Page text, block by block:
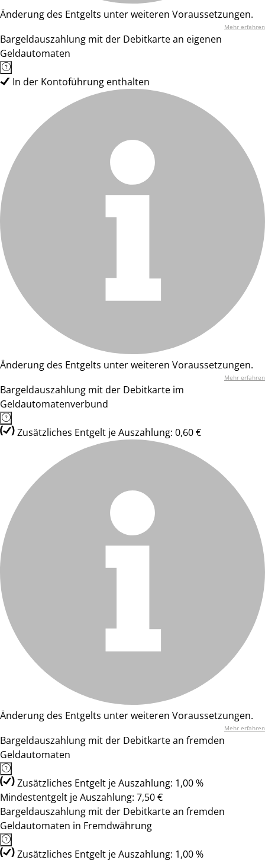
Änderung des Entgelts unter weiteren Voraussetzungen.
Mehr erfahren
Bargeldauszahlung mit der Debitkarte an eigenen
Geldautomaten
In der Kontoführung enthalten
Änderung des Entgelts unter weiteren Voraussetzungen.
Mehr erfahren
Bargeldauszahlung mit der Debitkarte im
Geldautomatenverbund
Zusätzliches Entgelt je Auszahlung: 0,60 €
Änderung des Entgelts unter weiteren Voraussetzungen.
Mehr erfahren
Bargeldauszahlung mit der Debitkarte an fremden
Geldautomaten
Zusätzliches Entgelt je Auszahlung: 1,00 %
Mindestentgelt je Auszahlung: 7,50 €
Bargeldauszahlung mit der Debitkarte an fremden
Geldautomaten in Fremdwährung
Zusätzliches Entgelt je Auszahlung: 1,00 %